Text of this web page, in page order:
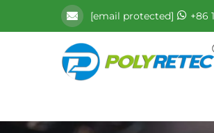
[email protected] +86